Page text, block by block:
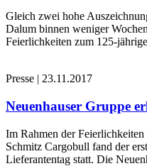
Gleich zwei hohe
Dalum binnen weniger
Feierlichkeiten zum 125-
Presse | 23.11.2017
Neuenhauser Gruppe
Im Rahmen der
Schmitz Cargobull fand der
Lieferantentag statt. Die